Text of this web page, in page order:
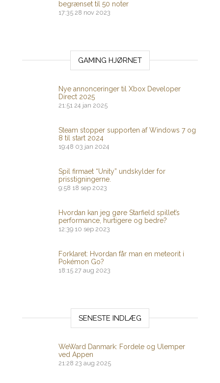
begrænset til 50 noter
17:35 28 nov 2023
GAMING HJØRNET
Nye annonceringer til Xbox Developer
Direct 2025
21:51 24 jan 2025
Steam stopper supporten af ​​Windows 7 og
8 til start 2024
19:48 03 jan 2024
Spil firmaet “Unity” undskylder for
prisstigningerne.
9:58 18 sep 2023
Hvordan kan jeg gøre Starfield spillet’s
performance, hurtigere og bedre?
12:39 10 sep 2023
Forklaret: Hvordan får man en meteorit i
Pokémon Go?
18:15 27 aug 2023
SENESTE INDLÆG
WeWard Danmark: Fordele og Ulemper
ved Appen
21:28 23 aug 2025